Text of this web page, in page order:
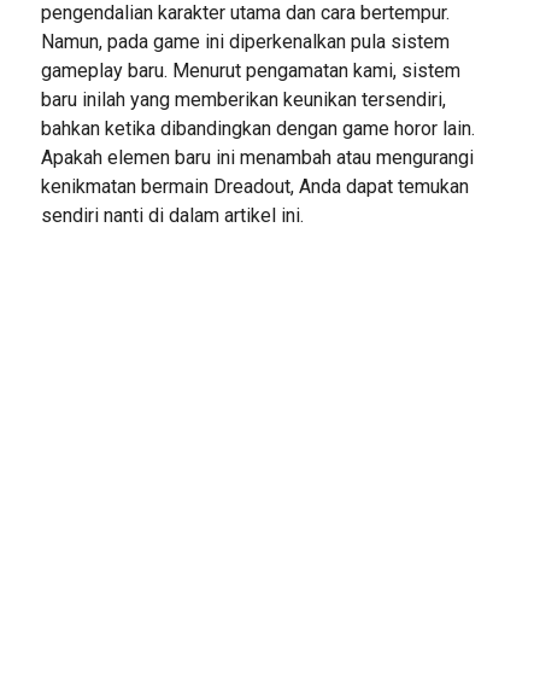
pengendalian karakter utama dan cara bertempur.
Namun, pada game ini diperkenalkan pula sistem
gameplay baru. Menurut pengamatan kami, sistem
baru inilah yang memberikan keunikan tersendiri,
bahkan ketika dibandingkan dengan game horor lain.
Apakah elemen baru ini menambah atau mengurangi
kenikmatan bermain Dreadout, Anda dapat temukan
sendiri nanti di dalam artikel ini.